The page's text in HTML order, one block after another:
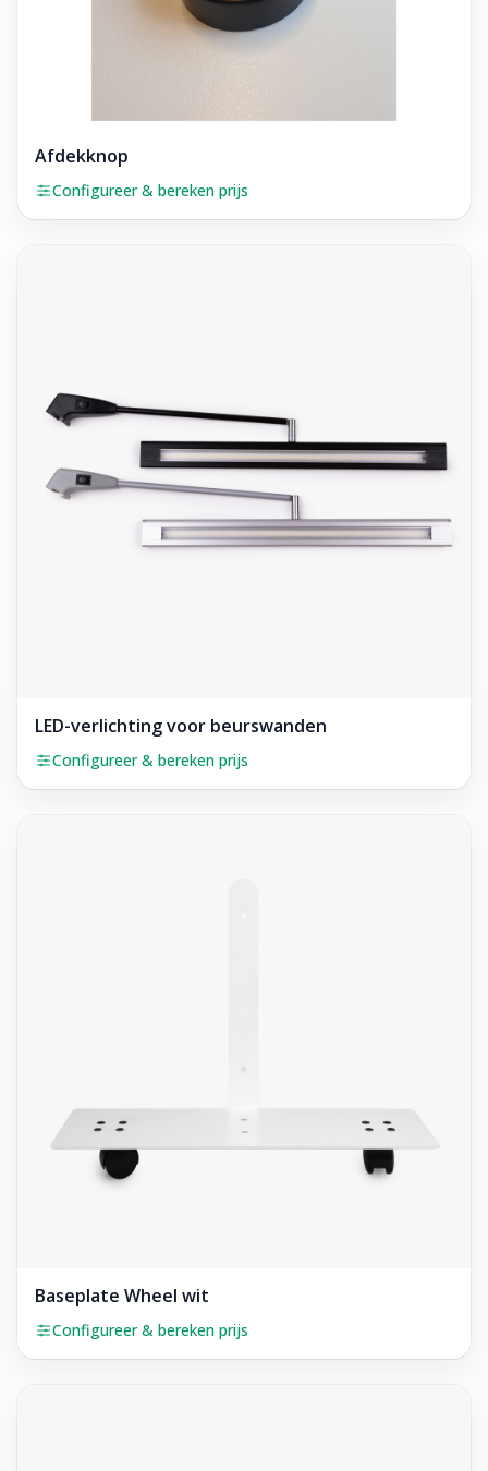
Afdekknop
Configureer & bereken prijs
LED-verlichting voor beurswanden
Configureer & bereken prijs
Baseplate Wheel wit
Configureer & bereken prijs